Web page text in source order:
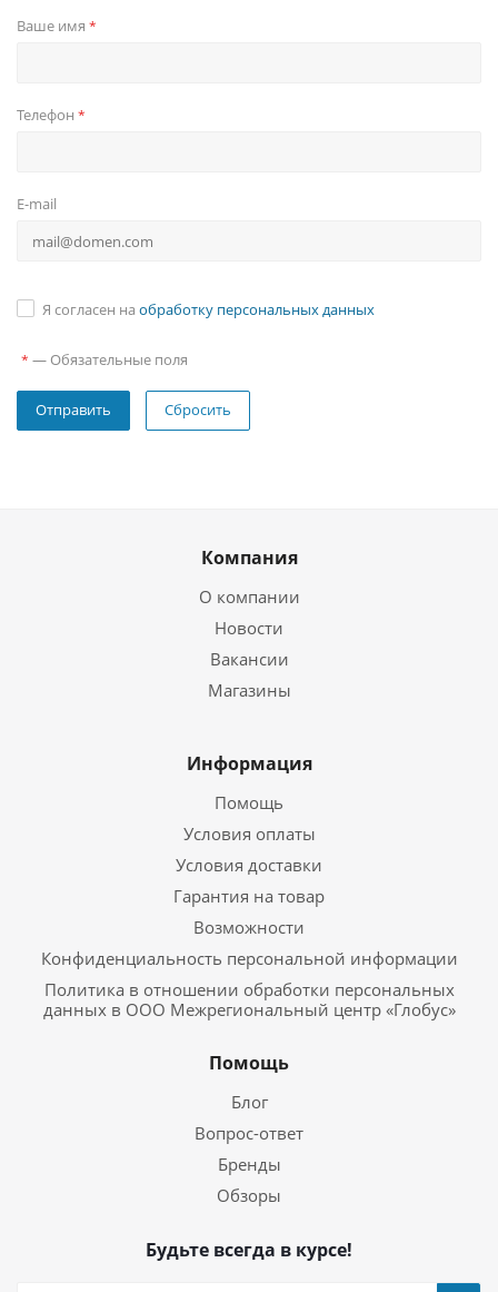
Ваше имя *
Телефон *
E-mail
Я согласен на обработку персональных данных
* — Обязательные поля
Сбросить
Компания
О компании
Новости
Вакансии
Магазины
Информация
Помощь
Условия оплаты
Условия доставки
Гарантия на товар
Возможности
Конфиденциальность персональной информации
Политика в отношении обработки персональных
данных в ООО Межрегиональный центр «Глобус»
Помощь
Блог
Вопрос-ответ
Бренды
Обзоры
Будьте всегда в курсе!